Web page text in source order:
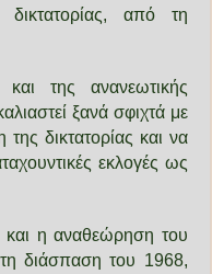
από τη
της ανανεωτικής
ξανά σφιχτά με
δικτατορίας και να
εκλογές ως
και η αναθεώρηση του
διάσπαση του 1968,